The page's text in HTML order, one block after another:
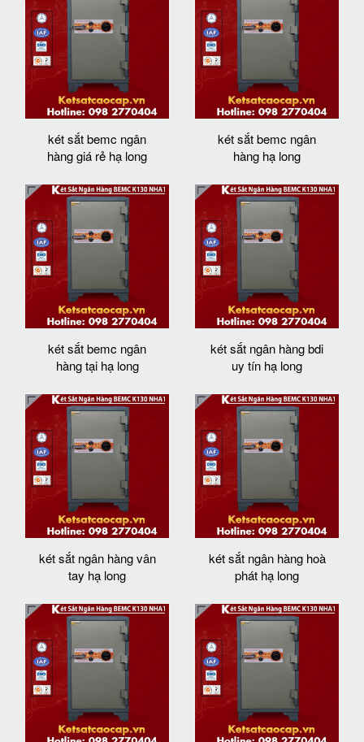
két sắt bemc ngân
hàng giá rẻ hạ long
két sắt bemc ngân
hàng hạ long
két sắt bemc ngân
hàng tại hạ long
két sắt ngân hàng bdi
uy tín hạ long
két sắt ngân hàng vân
tay hạ long
két sắt ngân hàng hoà
phát hạ long